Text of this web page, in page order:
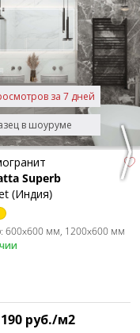
в шоуруме
за 7 дней
Superb
(Индия)
600x600 мм 1200x600 мм
руб./м2